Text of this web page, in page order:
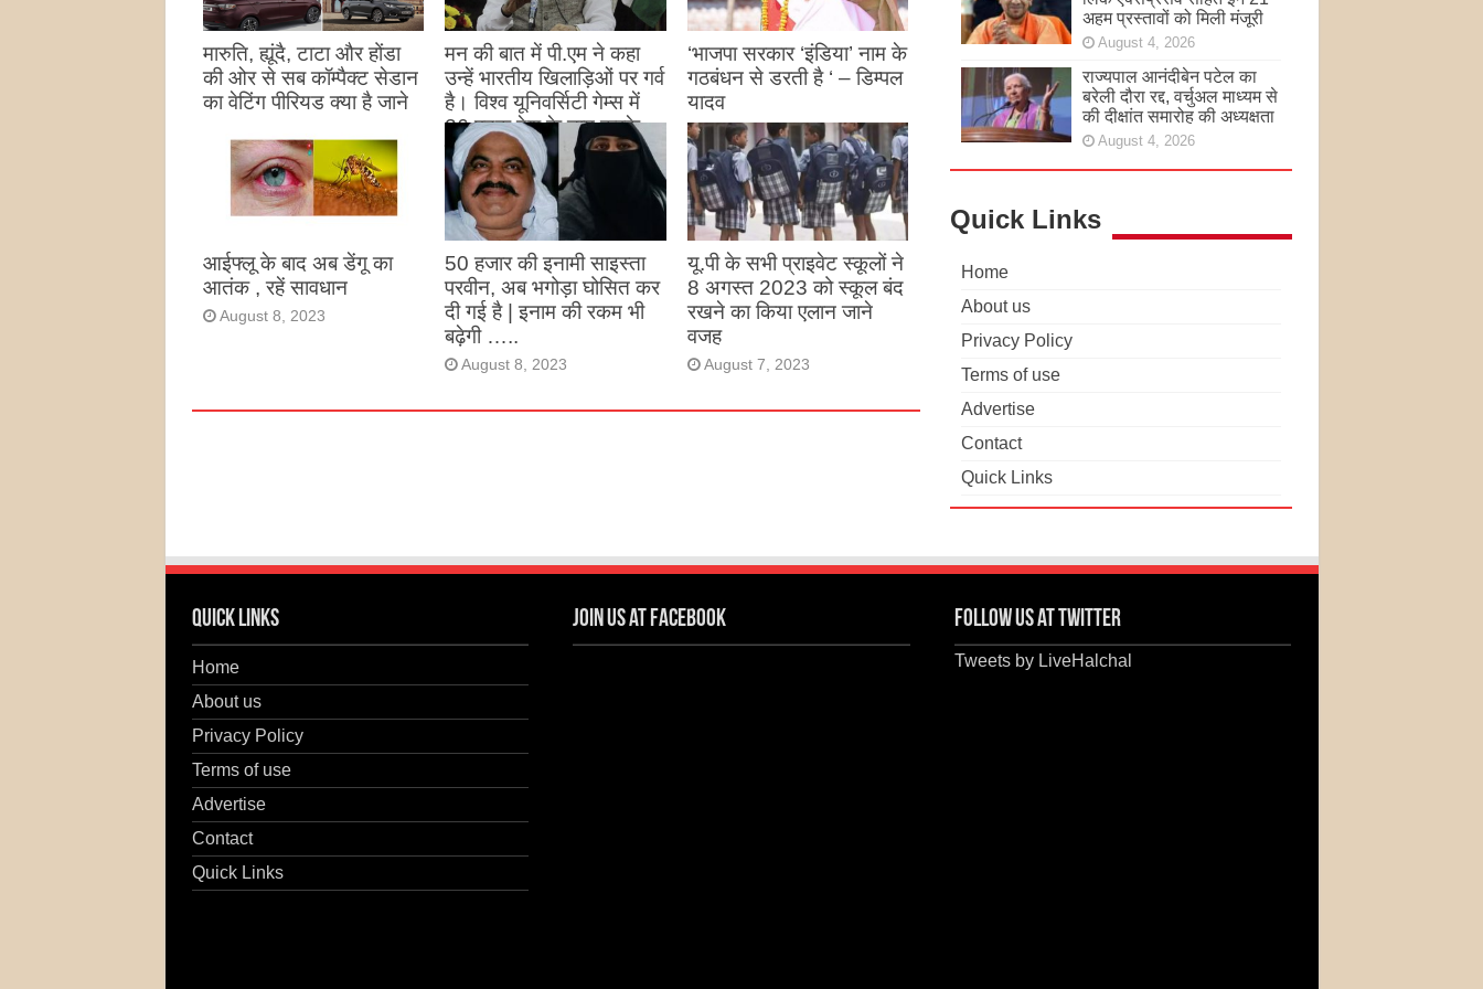
मारुति, ह्यूंदै, टाटा और होंडा
की ओर से सब कॉम्पैक्ट सेडान
का वेटिंग पीरियड क्या है जाने
मन की बात में पी.एम ने कहा
उन्हें भारतीय खिलाड़िओं पर गर्व
है। विश्व यूनिवर्सिटी गेम्स में
26 पदक देश के नाम करके
उन्होंने देश का नाम रोशन किया
है
August 27, 2023
‘भाजपा सरकार ‘इंडिया’ नाम के
गठबंधन से डरती है ‘ – डिम्पल
यादव
August 26, 2023
आईफ्लू के बाद अब डेंगू का
आतंक , रहें सावधान
August 8, 2023
50 हजार की इनामी साइस्ता
परवीन, अब भगोड़ा घोसित कर
दी गई है | इनाम की रकम भी
बढ़ेगी …..
August 8, 2023
यू.पी के सभी प्राइवेट स्कूलों ने
8 अगस्त 2023 को स्कूल बंद
रखने का किया एलान जाने
वजह
August 7, 2023
अहम प्रस्तावों को मिली मंजूरी
August 4, 2026
राज्यपाल आनंदीबेन पटेल का
बरेली दौरा रद्द, वर्चुअल माध्यम से
की दीक्षांत समारोह की अध्यक्षता
August 4, 2026
Quick Links
Home
About us
Privacy Policy
Terms of use
Advertise
Contact
Quick Links
Quick Links
Home
About us
Privacy Policy
Terms of use
Advertise
Contact
Quick Links
Join us at Facebook Follow us at Twitter
Tweets by LiveHalchal